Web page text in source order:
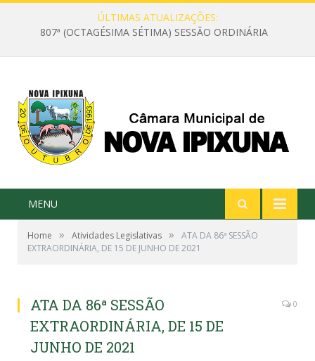
ÚLTIMAS ATUALIZAÇÕES:
807ª (OCTAGÉSIMA SÉTIMA) SESSÃO ORDINÁRIA
MENU
Home » Atividades Legislativas »
ATA DA 86ª SESSÃO
EXTRAORDINÁRIA, DE 15 DE JUNHO DE 2021
ATA DA 86ª SESSÃO
EXTRAORDINÁRIA, DE 15 DE
JUNHO DE 2021
0